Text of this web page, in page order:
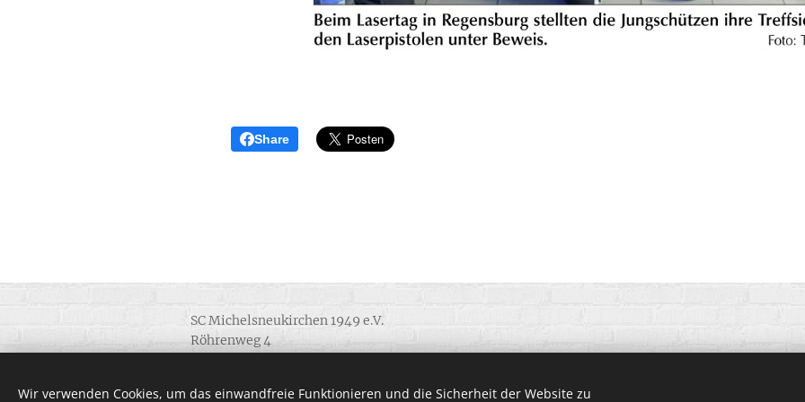
Share
SC Michelsneukirchen 1949 e.V.
Röhrenweg 4
Wir verwenden Cookies, um das einwandfreie Funktionieren und die Sicherheit der Website zu